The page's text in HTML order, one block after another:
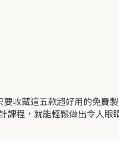
收藏這五款超好用的免費
課程，就能輕鬆做出令人眼